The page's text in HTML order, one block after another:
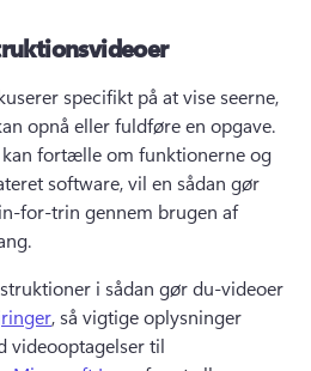
specifikt på at vise seerne,
kan fortælle om funktionerne og
software, vil en sådan gør
for-trin gennem brugen af
i sådan gør du-videoer
, så vigtige oplysninger
videooptagelser til